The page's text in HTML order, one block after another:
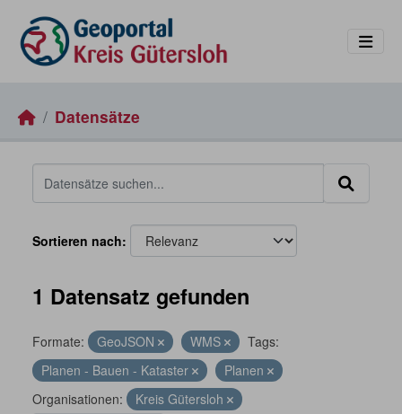
Datensätze
Sortieren nach
1 Datensatz gefunden
Formate: GeoJSON WMS
Tags:
Planen - Bauen - Kataster
Planen
Organisationen:
Kreis Gütersloh